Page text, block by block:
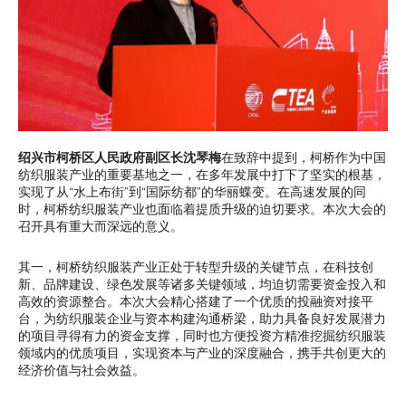
绍兴市柯桥区人民政府副区长沈琴梅在致辞中提到，柯桥作为中国
纺织服装产业的重要基地之一，在多年发展中打下了坚实的根基，
实现了从“水上布街”到“国际纺都”的华丽蝶变。在高速发展的同
时，柯桥纺织服装产业也面临着提质升级的迫切要求。本次大会的
召开具有重大而深远的意义。
其一，柯桥纺织服装产业正处于转型升级的关键节点，在科技创
新、品牌建设、绿色发展等诸多关键领域，均迫切需要资金投入和
高效的资源整合。本次大会精心搭建了一个优质的投融资对接平
台，为纺织服装企业与资本构建沟通桥梁，助力具备良好发展潜力
的项目寻得有力的资金支撑，同时也方便投资方精准挖掘纺织服装
领域内的优质项目，实现资本与产业的深度融合，携手共创更大的
经济价值与社会效益。